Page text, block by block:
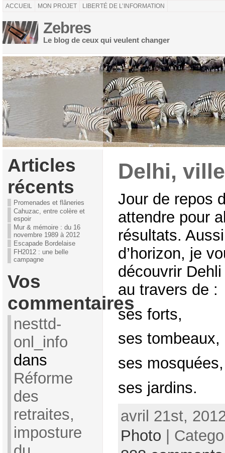
ACCUEIL MON PROJET LIBERTÉ DE L’INFORMATION
Zebres
Le blog de ceux qui veulent changer
Articles
récents
Promenades et flâneries
Cahuzac, entre colère et
espoir
Mur & mémoire : du 16
novembre 1989 à 2012
Escapade Bordelaise
FH2012 : une belle
campagne
Vos
commentaires
nesttd-
onl_info
dans
Réforme
des
retraites,
imposture
Delhi,
Jour de repos
attendre pour
résultats.
d’horizon, je
découvrir
au travers de :
ses forts,
ses tombeaux,
ses mosquées,
ses jardins.
avril 21st,
Photo |